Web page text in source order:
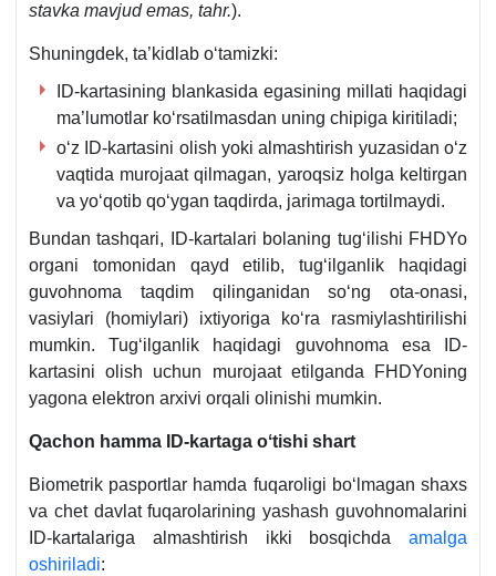
stavka mavjud emas, tahr.).
Shuningdek, ta’kidlab oʻtamizki:
ID-kartasining blankasida egasining millati haqidagi
ma’lumotlar koʻrsatilmasdan uning chipiga kiritiladi;
oʻz ID-kartasini olish yoki almashtirish yuzasidan oʻz
vaqtida murojaat qilmagan, yaroqsiz holga keltirgan
va yoʻqotib qoʻygan taqdirda, jarimaga tortilmaydi.
Bundan tashqari, ID-kartalari bolaning tugʻilishi FHDYo
organi tomonidan qayd etilib, tugʻilganlik haqidagi
guvohnoma taqdim qilinganidan soʻng ota-onasi,
vasiylari (homiylari) iхtiyoriga koʻra rasmiylashtirilishi
mumkin. Tugʻilganlik haqidagi guvohnoma esa ID-
kartasini olish uchun murojaat etilganda FHDYoning
yagona elektron arхivi orqali olinishi mumkin.
Qachon hamma ID-kartaga oʻtishi shart
Biometrik pasportlar hamda fuqaroligi boʻlmagan shaхs
va chet davlat fuqarolarining yashash guvohnomalarini
ID-kartalariga almashtirish ikki bosqichda amalga
oshiriladi: